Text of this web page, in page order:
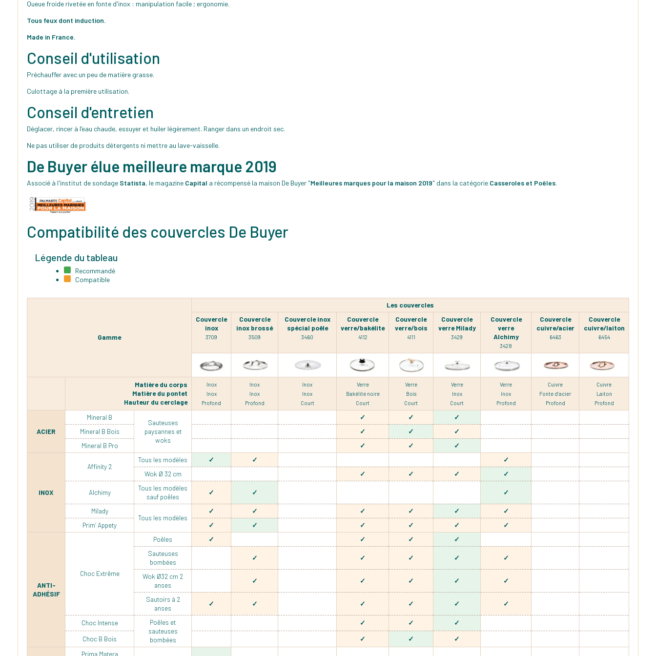
Queue froide rivetée en fonte d'inox : manipulation facile ; ergonomie.
Tous feux dont induction.
Made in France.
Conseil d'utilisation
Préchauffer avec un peu de matière grasse.
Culottage à la première utilisation.
Conseil d'entretien
Déglacer, rincer à l’eau chaude, essuyer et huiler légèrement. Ranger dans un endroit sec.
Ne pas utiliser de produits détergents ni mettre au lave-vaisselle.
De Buyer élue meilleure marque 2019
Associé à l'institut de sondage Statista, le magazine Capital a récompensé la maison De Buyer "Meilleures marques pour la maison 2019" dans la catégorie Casseroles et Poêles.
Compatibilité des couvercles De Buyer
Légende du tableau
Recommandé
Compatible
Gamme
Les couvercles
Couvercle
inox
3709
Couvercle
inox brossé
3509
Couvercle inox
spécial poêle
3460
Couvercle
verre/bakélite
4112
Couvercle
verre/bois
4111
Couvercle
verre Milady
3429
Couvercle
verre
Alchimy
3428
Couvercle
cuivre/acier
6463
Couvercle
cuivre/laiton
6454
Matière du corps
Matière du pontet
Hauteur du cerclage
Inox
Inox
Profond
Inox
Inox
Profond
Inox
Inox
Court
Verre
Bakélite noire
Court
Verre
Bois
Court
Verre
Inox
Court
Verre
Inox
Profond
Cuivre
Fonte d’acier
Profond
Cuivre
Laiton
Profond
ACIER
Mineral B
Sauteuses
paysannes et
woks
Mineral B Bois
Mineral B Pro
INOX
Affinity 2
Tous les modèles
Wok Ø 32 cm
Alchimy
Tous les modèles
sauf poêles
Milady
Tous les modèles
Prim’ Appety
ANTI-
ADHÉSIF
Choc Extrême
Poêles
Sauteuses
bombées
Wok Ø32 cm 2
anses
Sautoirs à 2
anses
Choc Intense
Poêles et
sauteuses
bombées
Choc B Bois
Prima Matera